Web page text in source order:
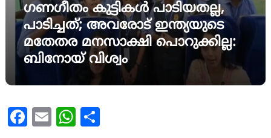
ഗണഗീതം കുട്ടികൾ പാടിയതല്ല,
പാടിച്ചത്; അവരോട് ഇന്ത്യയുടെ
മതേതര മനസാക്ഷി പൊറുക്കില്ല:
ബിനോയ് വിശ്വം
Facebook
Email WhatsApp